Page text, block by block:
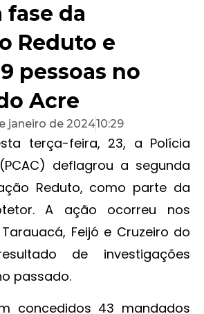
da
Reduto e
pessoas no
Acre
janeiro de 202410:29
terça-feira, 23, a Polícia
deflagrou a segunda
Reduto, como parte da
A ação ocorreu nos
Feijó e Cruzeiro do
de investigações
passado.
concedidos 43 mandados